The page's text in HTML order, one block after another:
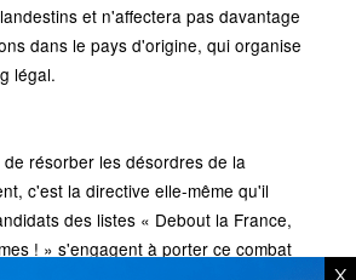
et n'affectera pas davantage
dans le pays d'origine, qui organise
légal.
résorber les désordres de la
c'est la directive elle-même qu'il
des listes « Debout la France,
! » s'engagent à porter ce combat